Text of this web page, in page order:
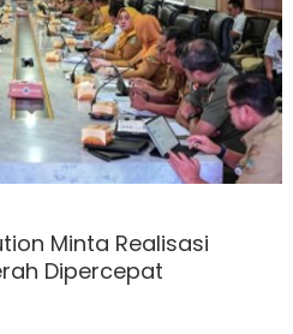
Minta Realisasi
Dipercepat